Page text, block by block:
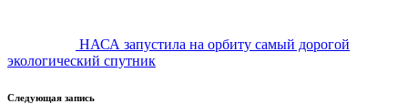
НАСА запустила на орбиту самый дорогой
экологический спутник
Следующая запись